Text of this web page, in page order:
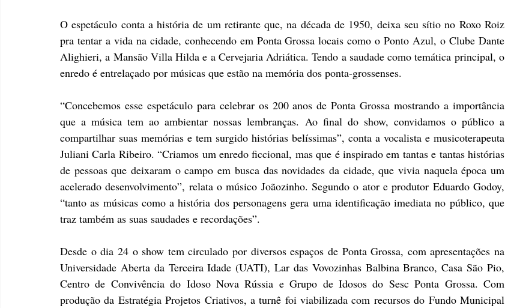
O espetáculo conta a história de um retirante que, na década de 1950, deixa seu sítio no Roxo Roiz
pra tentar a vida na cidade, conhecendo em Ponta Grossa locais como o Ponto Azul, o Clube Dante
Alighieri, a Mansão Villa Hilda e a Cervejaria Adriática. Tendo a saudade como temática principal, o
enredo é entrelaçado por músicas que estão na memória dos ponta-grossenses.
“Concebemos esse espetáculo para celebrar os 200 anos de Ponta Grossa mostrando a importância
que a música tem ao ambientar nossas lembranças. Ao final do show, convidamos o público a
compartilhar suas memórias e tem surgido histórias belíssimas”, conta a vocalista e musicoterapeuta
Juliani Carla Ribeiro. “Criamos um enredo ficcional, mas que é inspirado em tantas e tantas histórias
de pessoas que deixaram o campo em busca das novidades da cidade, que vivia naquela época um
acelerado desenvolvimento”, relata o músico Joãozinho. Segundo o ator e produtor Eduardo Godoy,
“tanto as músicas como a história dos personagens gera uma identificação imediata no público, que
traz também as suas saudades e recordações”.
Desde o dia 24 o show tem circulado por diversos espaços de Ponta Grossa, com apresentações na
Universidade Aberta da Terceira Idade (UATI), Lar das Vovozinhas Balbina Branco, Casa São Pio,
Centro de Convivência do Idoso Nova Rússia e Grupo de Idosos do Sesc Ponta Grossa. Com
produção da Estratégia Projetos Criativos, a turnê foi viabilizada com recursos do Fundo Municipal